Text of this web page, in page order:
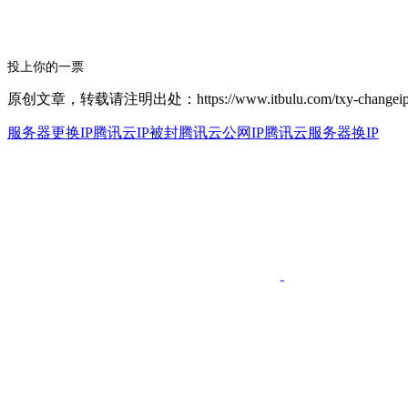
投上你的一票
原创文章，转载请注明出处：https://www.itbulu.com/txy-
服务器更换IP腾讯云IP被封腾讯云公网IP腾讯云服务器换IP